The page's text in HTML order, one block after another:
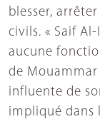
blesser,
civils. « Saif
aucune
de
influente de
impliqué dans